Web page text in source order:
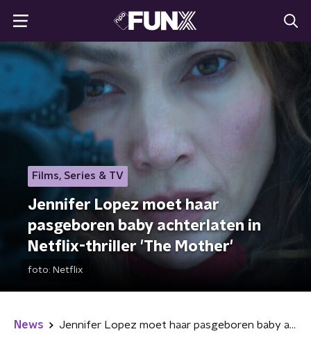
Films, Series & TV
Jennifer Lopez moet haar
pasgeboren baby achterlaten in
Netflix-thriller 'The Mother'
foto: Netflix
News Jennifer Lopez moet haar pasgeboren baby achterlaten in Netflix-thriller 'The Mother'